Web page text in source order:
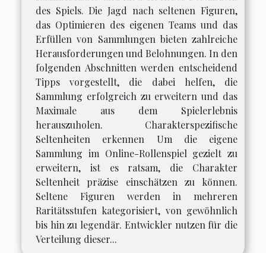
des Spiels. Die Jagd nach seltenen Figuren,
das Optimieren des eigenen Teams und das
Erfüllen von Sammlungen bieten zahlreiche
Herausforderungen und Belohnungen. In den
folgenden Abschnitten werden entscheidend
Tipps vorgestellt, die dabei helfen, die
Sammlung erfolgreich zu erweitern und das
Maximale aus dem Spielerlebnis
herauszuholen. Charakterspezifische
Seltenheiten erkennen Um die eigene
Sammlung im Online-Rollenspiel gezielt zu
erweitern, ist es ratsam, die Charakter
Seltenheit präzise einschätzen zu können.
Seltene Figuren werden in mehreren
Raritätsstufen kategorisiert, von gewöhnlich
bis hin zu legendär. Entwickler nutzen für die
Verteilung dieser...